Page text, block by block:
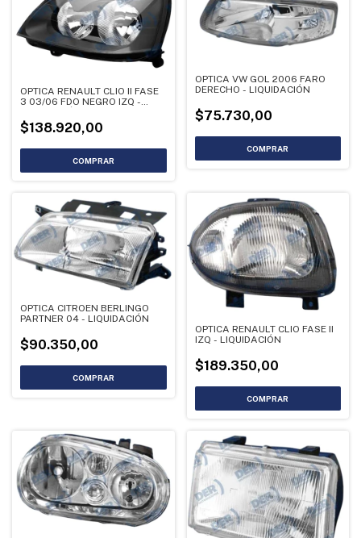
OPTICA RENAULT CLIO II FASE
3 03/06 FDO NEGRO IZQ -
$138.920,00
OPTICA VW GOL 2006 FARO
DERECHO - LIQUIDACIÓN
$75.730,00
OPTICA CITROEN BERLINGO
PARTNER 04 - LIQUIDACIÓN
$90.350,00
OPTICA RENAULT CLIO FASE II
IZQ - LIQUIDACIÓN
$189.350,00